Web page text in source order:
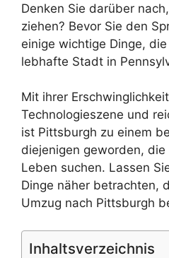
Denken Sie darüber
ziehen? Bevor Sie den
einige wichtige Dinge,
lebhafte Stadt in
Mit ihrer
Technologieszene und
ist Pittsburgh zu einem
diejenigen geworden,
Leben suchen. Lassen
Dinge näher betrachten,
Umzug nach Pittsburgh
Inhaltsverzeichnis